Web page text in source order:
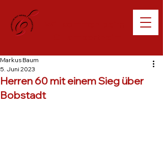
Herren 60 mit einem Sieg über
Bobstadt
Markus Baum
5. Juni 2023